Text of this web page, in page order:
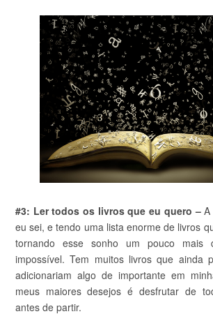
#3: Ler todos os livros que eu quero –
eu sei, e tendo uma lista enorme de livros
tornando esse sonho um pouco mais
impossível. Tem muitos livros que ainda
adicionariam algo de importante em
meus maiores desejos é desfrutar de
antes de partir.